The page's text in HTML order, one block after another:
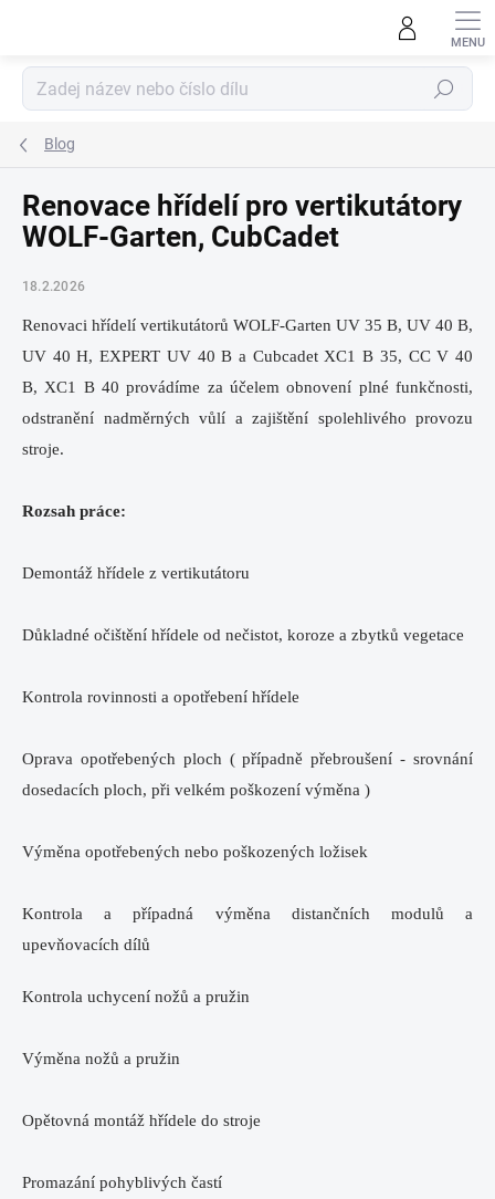
Hledat
Blog
Renovace hřídelí pro vertikutátory
WOLF-Garten, CubCadet
18.2.2026
Renovaci hřídelí vertikutátorů WOLF-Garten UV 35 B, UV 40 B,
UV 40 H, EXPERT UV 40 B a Cubcadet XC1 B 35, CC V 40
B, XC1 B 40 provádíme za účelem obnovení plné funkčnosti,
odstranění nadměrných vůlí a zajištění spolehlivého provozu
stroje.
Rozsah práce:
Demontáž hřídele z vertikutátoru
Důkladné očištění hřídele od nečistot, koroze a zbytků vegetace
Kontrola rovinnosti a opotřebení hřídele
Oprava opotřebených ploch ( případně přebroušení - srovnání
dosedacích ploch, při velkém poškození výměna )
Výměna opotřebených nebo poškozených ložisek
Kontrola a případná výměna distančních modulů a
upevňovacích dílů
Kontrola uchycení nožů a pružin
Výměna nožů a pružin
Opětovná montáž hřídele do stroje
Promazání pohyblivých častí